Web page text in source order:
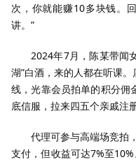
次，你就能赚10多块钱。
讲。”
2024年7月，陈某带闻
湖”白酒，来的人都在听课
线，光靠会员拍单的积分佣
底信服，拉来四五个亲戚注
代理可参与高端场竞拍
支付，但收益可达7%至